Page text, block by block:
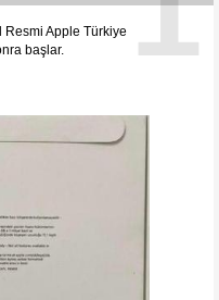
Resmi Apple Türkiye
başlar.